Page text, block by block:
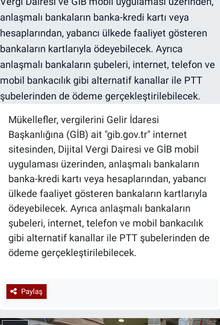
Mükellefler, vergilerini Gelir İdaresi
Başkanlığına (GİB) ait "gib.gov.tr" internet
sitesinden, Dijital Vergi Dairesi ve GİB mobil
uygulaması üzerinden, anlaşmalı bankaların
banka-kredi kartı veya hesaplarından, yabancı
ülkede faaliyet gösteren bankaların kartlarıyla
ödeyebilecek. Ayrıca anlaşmalı bankaların
şubeleri, internet, telefon ve mobil bankacılık
gibi alternatif kanallar ile PTT şubelerinden de
ödeme gerçekleştirilebilecek.
Paylaş